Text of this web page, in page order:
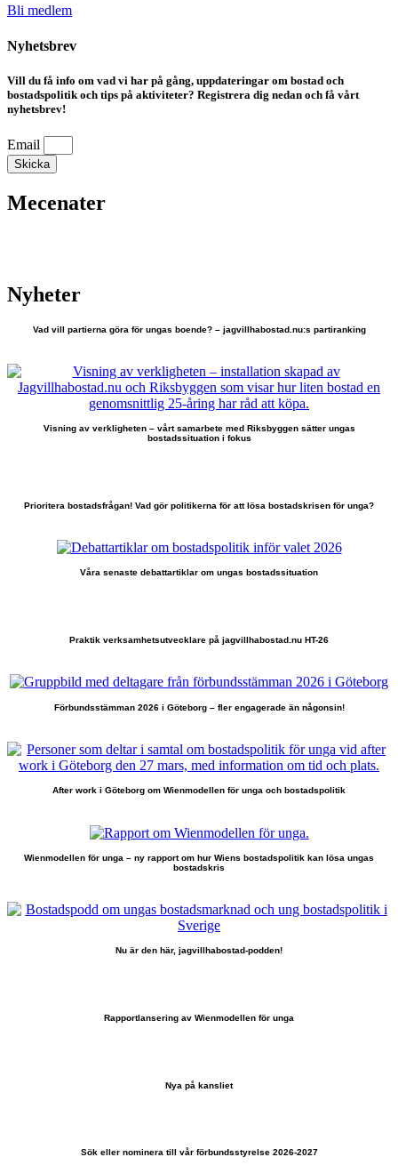
Bli medlem
Nyhetsbrev
Vill du få info om vad vi har på gång, uppdateringar om bostad och
bostadspolitik och tips på aktiviteter? Registrera dig nedan och få vårt
nyhetsbrev!
Email
Skicka
Mecenater
Nyheter
Vad vill partierna göra för ungas boende? – jagvillhabostad.nu:s partiranking
Visning av verkligheten – vårt samarbete med Riksbyggen sätter ungas
bostadssituation i fokus
Prioritera bostadsfrågan! Vad gör politikerna för att lösa bostadskrisen för unga?
Våra senaste debattartiklar om ungas bostadssituation
Praktik verksamhetsutvecklare på jagvillhabostad.nu HT-26
Förbundsstämman 2026 i Göteborg – fler engagerade än någonsin!
After work i Göteborg om Wienmodellen för unga och bostadspolitik
Wienmodellen för unga – ny rapport om hur Wiens bostadspolitik kan lösa ungas
bostadskris
Nu är den här, jagvillhabostad-podden!
Rapportlansering av Wienmodellen för unga
Nya på kansliet
Sök eller nominera till vår förbundsstyrelse 2026-2027